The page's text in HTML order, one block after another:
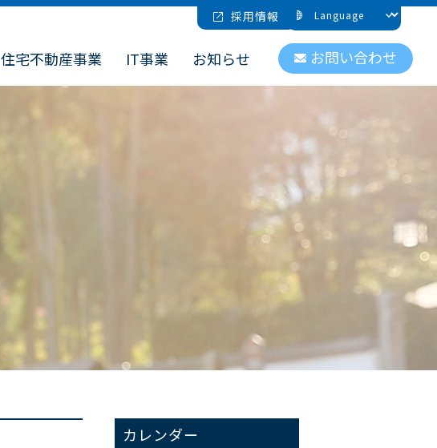
採用情報
住宅不動産事業 IT事業 お知らせ お問い合わせ
カレンダー